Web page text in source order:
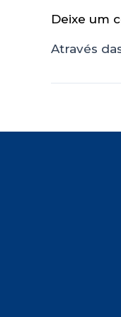
Deixe um
Através